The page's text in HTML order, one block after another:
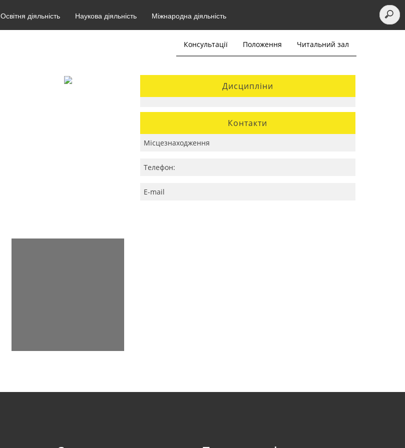
Освітня діяльність Наукова діяльність Міжнародна діяльність
Консультації Положення Читальний зал
Дисципліни
Контакти
Місцезнаходження
Телефон:
E-mail